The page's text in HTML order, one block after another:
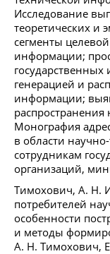
Исследование
теоретических и
сегменты
информации;
генерацией и
информации;
Монография
в области
сотрудникам
организаций,
Тимохович, А. Н.
потребителей
особенности
и методы
А. Н. Тимохович,